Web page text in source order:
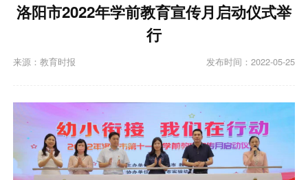
洛阳市2022年学前教育宣传月启动仪式举
行
发布时间：2022-05-25
来源：教育时报